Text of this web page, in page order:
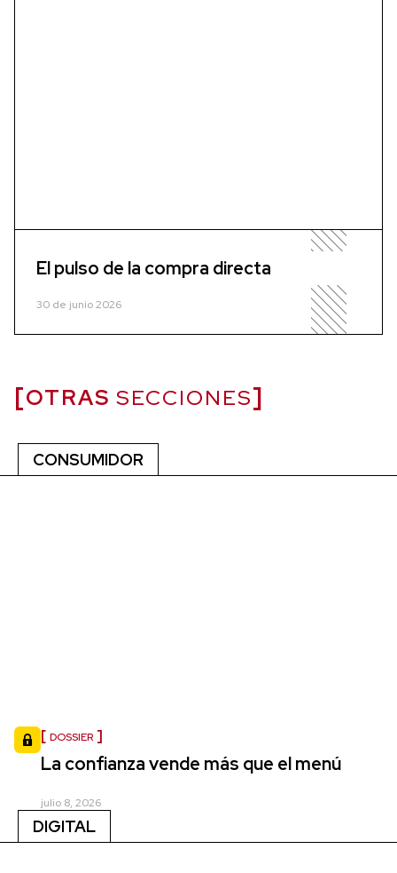
El pulso de la compra directa
30 de junio 2026
OTRAS SECCIONES
CONSUMIDOR
DOSSIER
La confianza vende más que el menú
julio 8, 2026
DIGITAL